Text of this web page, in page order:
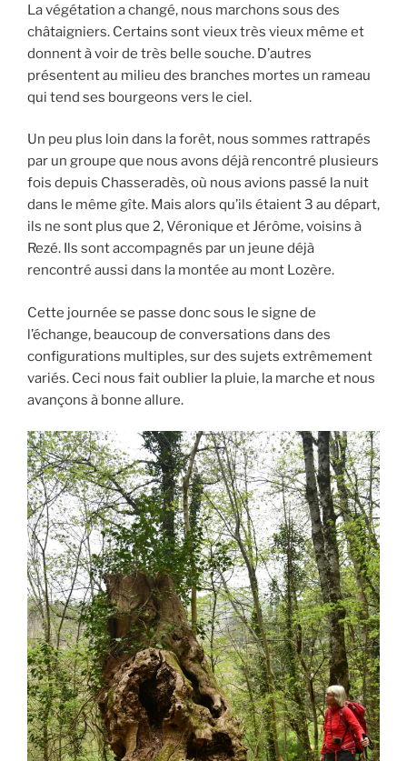
La végétation a changé, nous marchons sous des
châtaigniers. Certains sont vieux très vieux même et
donnent à voir de très belle souche. D’autres
présentent au milieu des branches mortes un rameau
qui tend ses bourgeons vers le ciel.
Un peu plus loin dans la forêt, nous sommes rattrapés
par un groupe que nous avons déjà rencontré plusieurs
fois depuis Chasseradès, où nous avions passé la nuit
dans le même gîte. Mais alors qu’ils étaient 3 au départ,
ils ne sont plus que 2, Véronique et Jérôme, voisins à
Rezé. Ils sont accompagnés par un jeune déjà
rencontré aussi dans la montée au mont Lozère.
Cette journée se passe donc sous le signe de
l’échange, beaucoup de conversations dans des
configurations multiples, sur des sujets extrêmement
variés. Ceci nous fait oublier la pluie, la marche et nous
avançons à bonne allure.